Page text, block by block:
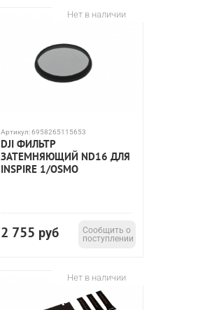
Нет в наличии
Артикул:6958265115653
DJI ФИЛЬТР
ЗАТЕМНЯЮЩИЙ ND16 ДЛЯ
INSPIRE 1/OSMO
2 755 руб
Сообщить о
поступлении
Нет в наличии